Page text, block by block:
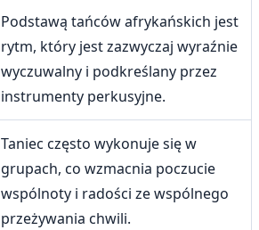
Podstawą tańców afrykańskich jest
rytm, który jest zazwyczaj wyraźnie
wyczuwalny i podkreślany przez
instrumenty perkusyjne.
Taniec często wykonuje się w
grupach, co wzmacnia poczucie
wspólnoty i radości ze wspólnego
przeżywania chwili.